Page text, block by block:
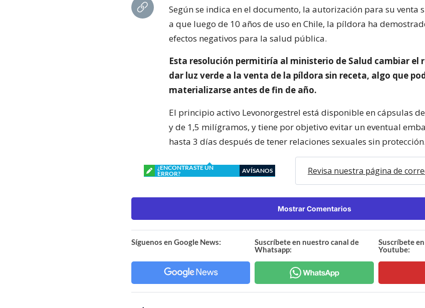
Según se indica en el documento, la autorización para su venta
a que luego de 10 años de uso en Chile, la píldora ha
efectos negativos para la salud pública.
Esta resolución permitiría al ministerio de Salud cambiar el
dar luz verde a la venta de la píldora sin receta, algo que
materializarse antes de fin de año.
El principio activo Levonorgestrel está disponible en cápsulas
y de 1,5 milígramos, y tiene por objetivo evitar un eventual
hasta 3 días después de tener relaciones sexuales sin protección.
¿ENCONTRASTE UN
ERROR?
AVÍSANOS Revisa nuestra página de
Mostrar Comentarios
Síguenos en Google News:
Suscríbete en nuestro canal de
Whatsapp:
Suscríbete
Youtube: